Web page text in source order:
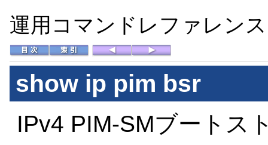
運用コマンドレファレン
show ip pim bsr
IPv4 PIM-SMブートス